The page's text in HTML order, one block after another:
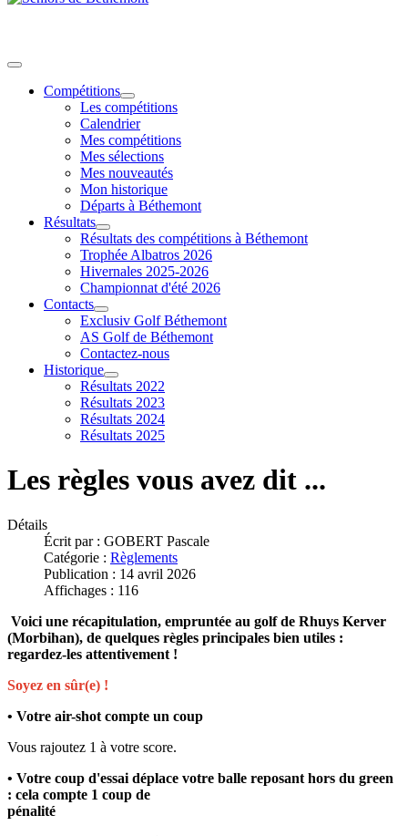
Compétitions
Les compétitions
Calendrier
Mes compétitions
Mes sélections
Mes nouveautés
Mon historique
Départs à Béthemont
Résultats
Résultats des compétitions à Béthemont
Trophée Albatros 2026
Hivernales 2025-2026
Championnat d'été 2026
Contacts
Exclusiv Golf Béthemont
AS Golf de Béthemont
Contactez-nous
Historique
Résultats 2022
Résultats 2023
Résultats 2024
Résultats 2025
Les règles vous avez dit ...
Détails
Écrit par : GOBERT Pascale
Catégorie : Règlements
Publication : 14 avril 2026
Affichages : 116
Voici une récapitulation, empruntée au golf de Rhuys Kerver
(Morbihan), de quelques règles principales bien utiles :
regardez-les attentivement !
Soyez en sûr(e) !
• Votre air-shot compte un coup
Vous rajoutez 1 à votre score.
• Votre coup d'essai déplace votre balle reposant hors du green
: cela compte 1 coup de
pénalité